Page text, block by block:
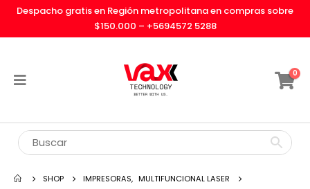
Despacho gratis en Región metropolitana en compras sobre
$150.000 – +5694572 5288
0
SHOP IMPRESORAS, MULTIFUNCIONAL LASER